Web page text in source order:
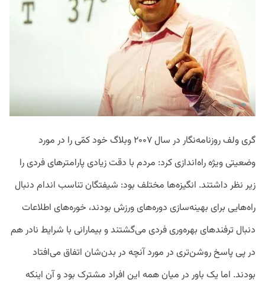
گری ولف روزنامه‌نگار در سال ۲۰۰۷ وبلاگ خود کمّی را در مورد
وضعیتی ویژه راه‌اندازی کرد: مردم با دقت زیادی پارامتر‌های فردی را
زیر نظر داشتند. انگیزه‌ها مختلف بود: شیفتگان تناسب اندام دنبال
راه‌هایی برای بهینه‌سازی دوره‌های ورزش بودند، خوره‌‌های اطلاعات
دنبال ترفند‌های بهره‌وری فردی می‌گشتند و بیمارانی با شرایط نادر هم
در پی پاسخ روشن‌تری در مورد آنچه در بدن‌شان اتفاق می‌افتاد
بودند. اما یک باور در میان همه این افراد مشترک بود و آن اینکه